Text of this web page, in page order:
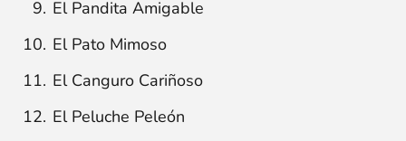
El Pandita Amigable
El Pato Mimoso
El Canguro Cariñoso
El Peluche Peleón